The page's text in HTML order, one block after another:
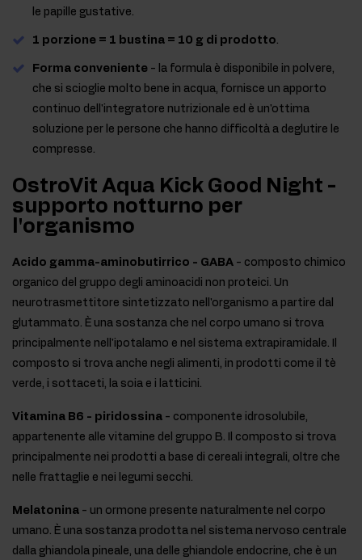
le papille gustative.
1 porzione = 1 bustina = 10 g di prodotto.
Forma conveniente - la formula è disponibile in polvere,
che si scioglie molto bene in acqua, fornisce un apporto
continuo dell'integratore nutrizionale ed è un'ottima
soluzione per le persone che hanno difficoltà a deglutire le
compresse.
OstroVit Aqua Kick Good Night -
supporto notturno per
l'organismo
Acido gamma-aminobutirrico - GABA - composto chimico
organico del gruppo degli aminoacidi non proteici. Un
neurotrasmettitore sintetizzato nell'organismo a partire dal
glutammato. È una sostanza che nel corpo umano si trova
principalmente nell'ipotalamo e nel sistema extrapiramidale. Il
composto si trova anche negli alimenti, in prodotti come il tè
verde, i sottaceti, la soia e i latticini.
Vitamina B6 - piridossina - componente idrosolubile,
appartenente alle vitamine del gruppo B. Il composto si trova
principalmente nei prodotti a base di cereali integrali, oltre che
nelle frattaglie e nei legumi secchi.
Melatonina - un ormone presente naturalmente nel corpo
umano. È una sostanza prodotta nel sistema nervoso centrale
dalla ghiandola pineale, una delle ghiandole endocrine, che è un